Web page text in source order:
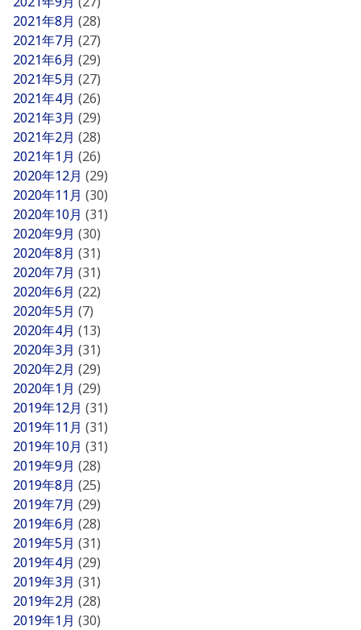
2021年8月 (28)
2021年7月 (27)
2021年6月 (29)
2021年5月 (27)
2021年4月 (26)
2021年3月 (29)
2021年2月 (28)
2021年1月 (26)
2020年12月 (29)
2020年11月 (30)
2020年10月 (31)
2020年9月 (30)
2020年8月 (31)
2020年7月 (31)
2020年6月 (22)
2020年5月 (7)
2020年4月 (13)
2020年3月 (31)
2020年2月 (29)
2020年1月 (29)
2019年12月 (31)
2019年11月 (31)
2019年10月 (31)
2019年9月 (28)
2019年8月 (25)
2019年7月 (29)
2019年6月 (28)
2019年5月 (31)
2019年4月 (29)
2019年3月 (31)
2019年2月 (28)
2019年1月 (30)